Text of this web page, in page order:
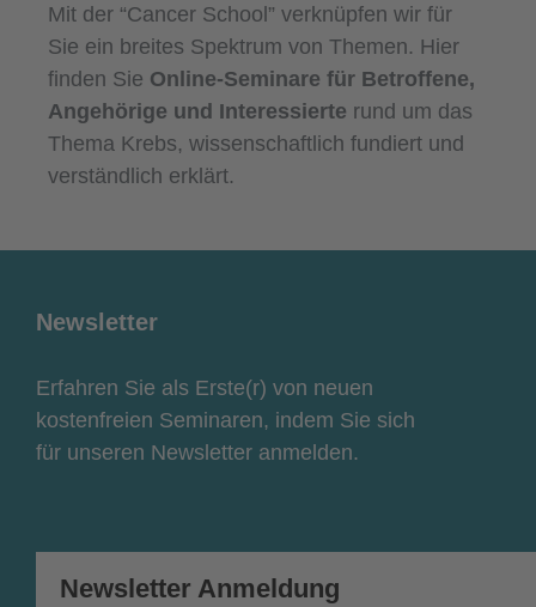
Mit der “Cancer School” verknüpfen wir für
Sie ein breites Spektrum von Themen. Hier
finden Sie Online-Seminare für Betroffene,
Angehörige und Interessierte rund um das
Thema Krebs, wissenschaftlich fundiert und
verständlich erklärt.
Newsletter
Erfahren Sie als Erste(r) von neuen
kostenfreien Seminaren, indem Sie sich
für unseren Newsletter anmelden.
Newsletter Anmeldung